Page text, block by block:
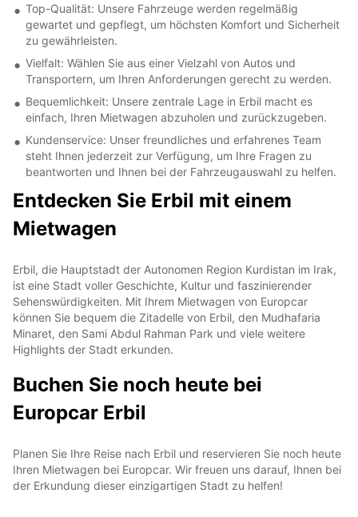
Top-Qualität: Unsere Fahrzeuge werden regelmäßig
gewartet und gepflegt, um höchsten Komfort und Sicherheit
zu gewährleisten.
Vielfalt: Wählen Sie aus einer Vielzahl von Autos und
Transportern, um Ihren Anforderungen gerecht zu werden.
Bequemlichkeit: Unsere zentrale Lage in Erbil macht es
einfach, Ihren Mietwagen abzuholen und zurückzugeben.
Kundenservice: Unser freundliches und erfahrenes Team
steht Ihnen jederzeit zur Verfügung, um Ihre Fragen zu
beantworten und Ihnen bei der Fahrzeugauswahl zu helfen.
Entdecken Sie Erbil mit einem
Mietwagen
Erbil, die Hauptstadt der Autonomen Region Kurdistan im Irak,
ist eine Stadt voller Geschichte, Kultur und faszinierender
Sehenswürdigkeiten. Mit Ihrem Mietwagen von Europcar
können Sie bequem die Zitadelle von Erbil, den Mudhafaria
Minaret, den Sami Abdul Rahman Park und viele weitere
Highlights der Stadt erkunden.
Buchen Sie noch heute bei
Europcar Erbil
Planen Sie Ihre Reise nach Erbil und reservieren Sie noch heute
Ihren Mietwagen bei Europcar. Wir freuen uns darauf, Ihnen bei
der Erkundung dieser einzigartigen Stadt zu helfen!